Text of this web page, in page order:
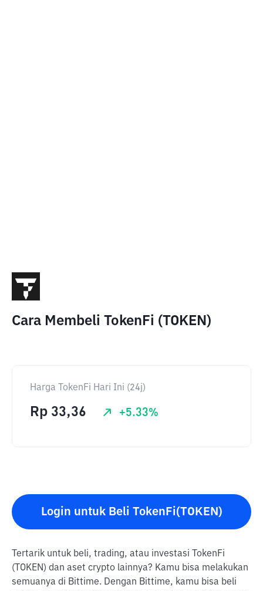
Cara Membeli TokenFi (TOKEN)
Harga TokenFi Hari Ini (24j)
Rp 33,36 +5.33%
Login untuk Beli TokenFi(TOKEN)
Tertarik untuk beli, trading, atau investasi TokenFi
(TOKEN) dan aset crypto lainnya? Kamu bisa melakukan
semuanya di Bittime. Dengan Bittime, kamu bisa beli